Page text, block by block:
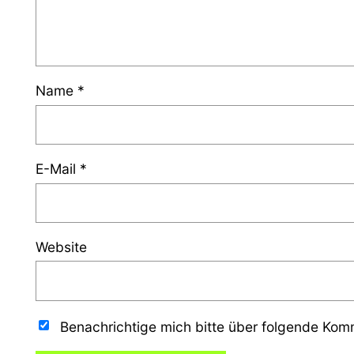
Name *
E-Mail *
Website
Benachrichtige mich bitte über folgende